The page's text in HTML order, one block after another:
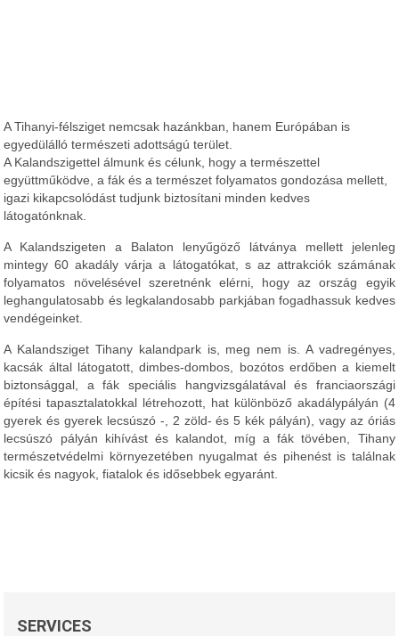
A Tihanyi-félsziget nemcsak hazánkban, hanem Európában is
egyedülálló természeti adottságú terület.
A Kalandszigettel álmunk és célunk, hogy a természettel
együttműködve, a fák és a természet folyamatos gondozása mellett,
igazi kikapcsolódást tudjunk biztosítani minden kedves
látogatónknak.
A Kalandszigeten a Balaton lenyűgöző látványa mellett jelenleg
mintegy 60 akadály várja a látogatókat, s az attrakciók számának
folyamatos növelésével szeretnénk elérni, hogy az ország egyik
leghangulatosabb és legkalandosabb parkjában fogadhassuk kedves
vendégeinket.
A Kalandsziget Tihany kalandpark is, meg nem is. A vadregényes,
kacsák által látogatott, dimbes-dombos, bozótos erdőben a kiemelt
biztonsággal, a fák speciális hangvizsgálatával és franciaországi
építési tapasztalatokkal létrehozott, hat különböző akadálypályán (4
gyerek és gyerek lecsúszó -, 2 zöld- és 5 kék pályán), vagy az óriás
lecsúszó pályán kihívást és kalandot, míg a fák tövében, Tihany
természetvédelmi környezetében nyugalmat és pihenést is találnak
kicsik és nagyok, fiatalok és idősebbek egyaránt.
SERVICES